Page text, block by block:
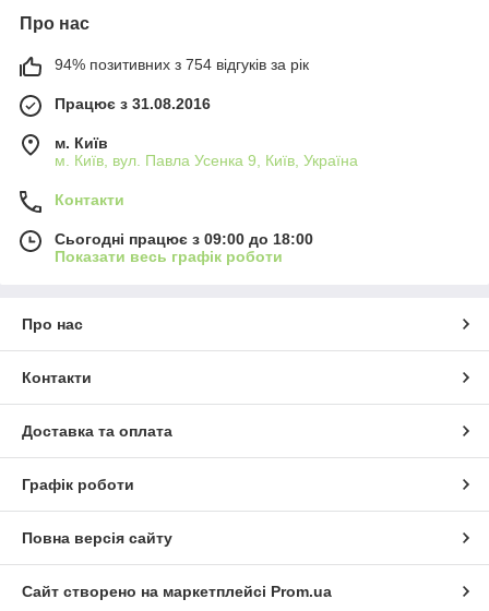
Про нас
94% позитивних з 754 відгуків за рік
Працює з 31.08.2016
м. Київ
м. Київ, вул. Павла Усенка 9, Київ, Україна
Контакти
Сьогодні працює з 09:00 до 18:00
Показати весь графік роботи
Про нас
Контакти
Доставка та оплата
Графік роботи
Повна версія сайту
Сайт створено на маркетплейсі Prom.ua